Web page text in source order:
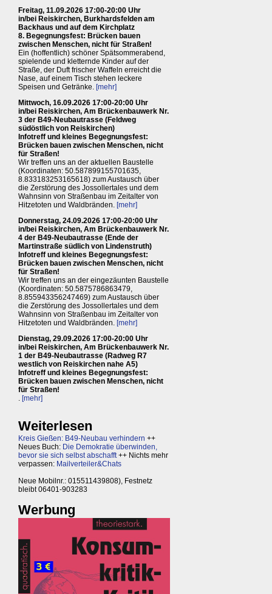
Freitag, 11.09.2026 17:00-20:00 Uhr
in/bei Reiskirchen, Burkhardsfelden am
Backhaus und auf dem Kirchplatz
8. Begegnungsfest: Brücken bauen
zwischen Menschen, nicht für Straßen!
Ein (hoffentlich) schöner Spätsommerabend,
spielende und kletternde Kinder auf der
Straße, der Duft frischer Waffeln erreicht die
Nase, auf einem Tisch stehen leckere
Speisen und Getränke. [mehr]
Mittwoch, 16.09.2026 17:00-20:00 Uhr
in/bei Reiskirchen, Am Brückenbauwerk Nr.
3 der B49-Neubautrasse (Feldweg
südöstlich von Reiskirchen)
Infotreff und kleines Begegnungsfest:
Brücken bauen zwischen Menschen, nicht
für Straßen!
Wir treffen uns an der aktuellen Baustelle
(Koordinaten: 50.587899155701635,
8.833183253165618) zum Austausch über
die Zerstörung des Jossollertales und dem
Wahnsinn von Straßenbau im Zeitalter von
Hitzetoten und Waldbränden. [mehr]
Donnerstag, 24.09.2026 17:00-20:00 Uhr
in/bei Reiskirchen, Am Brückenbauwerk Nr.
4 der B49-Neubautrasse (Ende der
Martinstraße südlich von Lindenstruth)
Infotreff und kleines Begegnungsfest:
Brücken bauen zwischen Menschen, nicht
für Straßen!
Wir treffen uns an der eingezäunten Baustelle
(Koordinaten: 50.5875786863479,
8.855943356247469) zum Austausch über
die Zerstörung des Jossollertales und dem
Wahnsinn von Straßenbau im Zeitalter von
Hitzetoten und Waldbränden. [mehr]
Dienstag, 29.09.2026 17:00-20:00 Uhr
in/bei Reiskirchen, Am Brückenbauwerk Nr.
1 der B49-Neubautrasse (Radweg R7
westlich von Reiskirchen nahe A5)
Infotreff und kleines Begegnungsfest:
Brücken bauen zwischen Menschen, nicht
für Straßen!
. [mehr]
Weiterlesen
Kreis Gießen: B49-Neubau verhindern ++
Neues Buch: Die Demokratie überwinden,
bevor sie sich selbst abschafft++ Nichts mehr
verpassen: Mailverteiler&Chats
Neue Mobilnr.: 015511439808), Festnetz
bleibt 06401-903283
Werbung